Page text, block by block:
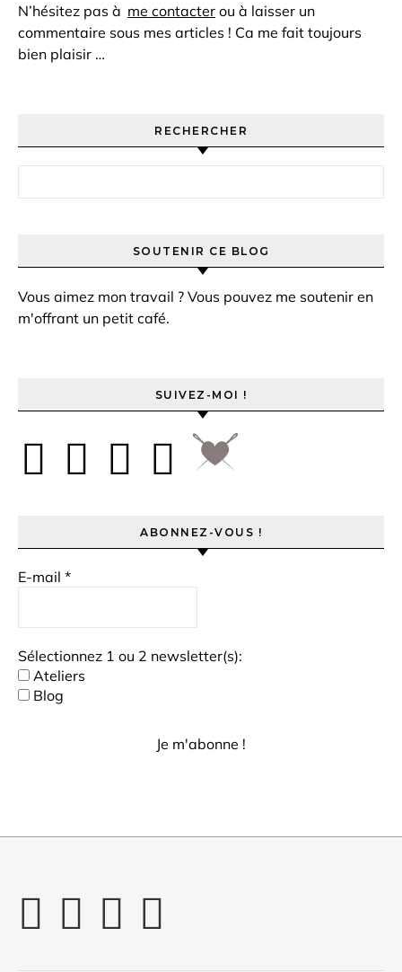
N’hésitez pas à me contacter ou à laisser un
commentaire sous mes articles ! Ca me fait toujours
bien plaisir …
RECHERCHER
SOUTENIR CE BLOG
Vous aimez mon travail ? Vous pouvez me soutenir en
m'offrant un petit café.
SUIVEZ-MOI !
ABONNEZ-VOUS !
E-mail *
Sélectionnez 1 ou 2 newsletter(s):
Ateliers
Blog